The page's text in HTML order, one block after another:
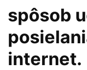
spôsob
internet.